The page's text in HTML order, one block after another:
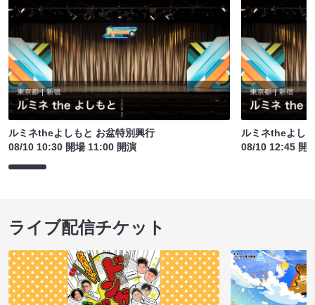
ルミネtheよしもと お盆特別興行
08/10 10:30 開場 11:00 開演
ルミネtheよし
08/10 12:45 開
ライブ配信チケット